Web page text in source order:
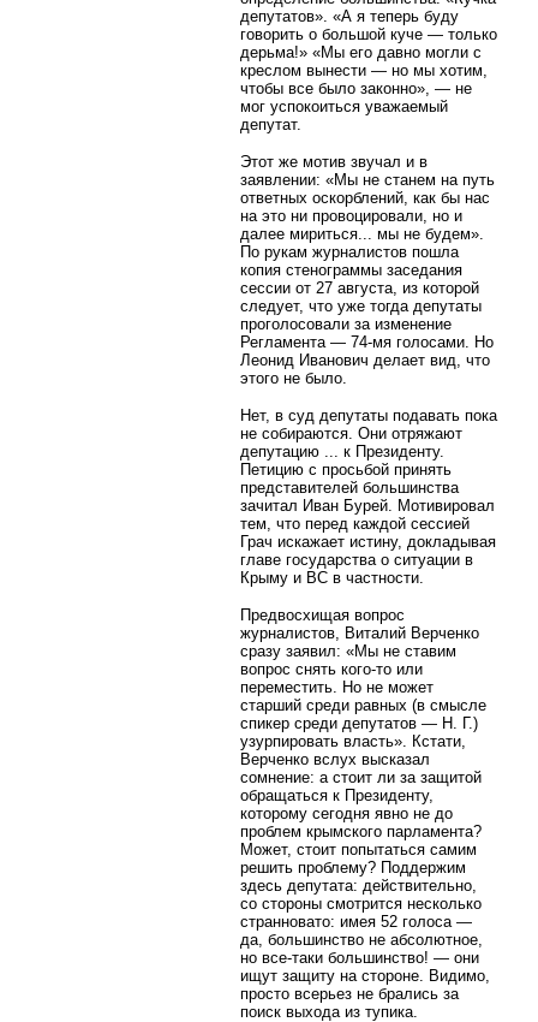
депутатов». «А я теперь буду
говорить о большой куче — только
дерьма!» «Мы его давно могли с
креслом вынести — но мы хотим,
чтобы все было законно», — не
мог успокоиться уважаемый
депутат.
Этот же мотив звучал и в
заявлении: «Мы не станем на путь
ответных оскорблений, как бы нас
на это ни провоцировали, но и
далее мириться... мы не будем».
По рукам журналистов пошла
копия стенограммы заседания
сессии от 27 августа, из которой
следует, что уже тогда депутаты
проголосовали за изменение
Регламента — 74-мя голосами. Но
Леонид Иванович делает вид, что
этого не было.
Нет, в суд депутаты подавать пока
не собираются. Они отряжают
депутацию ... к Президенту.
Петицию с просьбой принять
представителей большинства
зачитал Иван Бурей. Мотивировал
тем, что перед каждой сессией
Грач искажает истину, докладывая
главе государства о ситуации в
Крыму и ВС в частности.
Предвосхищая вопрос
журналистов, Виталий Верченко
сразу заявил: «Мы не ставим
вопрос снять кого-то или
переместить. Но не может
старший среди равных (в смысле
спикер среди депутатов — Н. Г.)
узурпировать власть». Кстати,
Верченко вслух высказал
сомнение: а стоит ли за защитой
обращаться к Президенту,
которому сегодня явно не до
проблем крымского парламента?
Может, стоит попытаться самим
решить проблему? Поддержим
здесь депутата: действительно,
со стороны смотрится несколько
странновато: имея 52 голоса —
да, большинство не абсолютное,
но все-таки большинство! — они
ищут защиту на стороне. Видимо,
просто всерьез не брались за
поиск выхода из тупика.